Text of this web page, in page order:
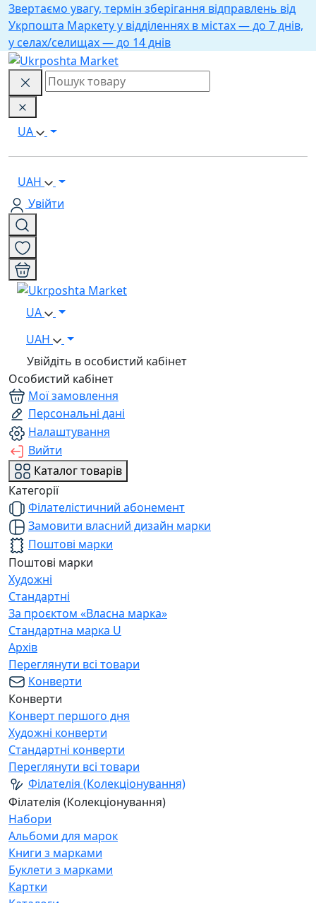
Звертаємо увагу, термін зберігання відправлень від
Укрпошта Маркету у відділеннях в містах — до 7 днів,
у селах/селищах — до 14 днів
UA
UAH
Увійти
UA
UAH
Увійдіть в особистий кабінет
Особистий кабінет
Мої замовлення
Персональні дані
Налаштування
Вийти
Каталог товарів
Категорії
Філателістичний абонемент
Замовити власний дизайн марки
Поштові марки
Поштові марки
Художні
Стандартні
За проєктом «Власна марка»
Стандартна марка U
Архів
Переглянути всі товари
Конверти
Конверти
Конверт першого дня
Художні конверти
Стандартні конверти
Переглянути всі товари
Філателія (Колекціонування)
Філателія (Колекціонування)
Набори
Альбоми для марок
Книги з марками
Буклети з марками
Картки